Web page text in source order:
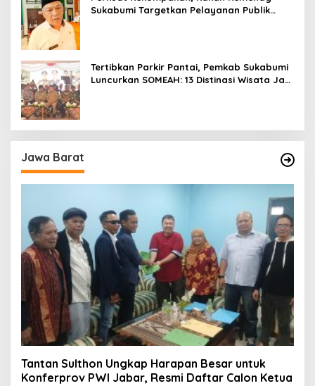
Sukabumi Targetkan Pelayanan Publik
Tertibkan Parkir Pantai, Pemkab Sukabumi
Luncurkan SOMEAH: 13 Distinasi Wisata Jadi
Jawa Barat
Tantan Sulthon Ungkap Harapan Besar untuk
Konferprov PWI Jabar, Resmi Daftar Calon Ketua